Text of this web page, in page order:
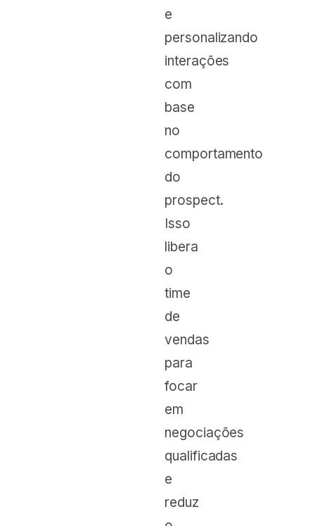
e
personalizando
interações
com
base
no
comportamento
do
prospect.
Isso
libera
o
time
de
vendas
para
focar
em
negociações
qualificadas
e
reduz